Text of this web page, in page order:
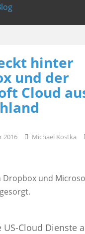
hinter
und der
Cloud
2016 Michael Kostka
Dropbox und
US-Cloud Dienste